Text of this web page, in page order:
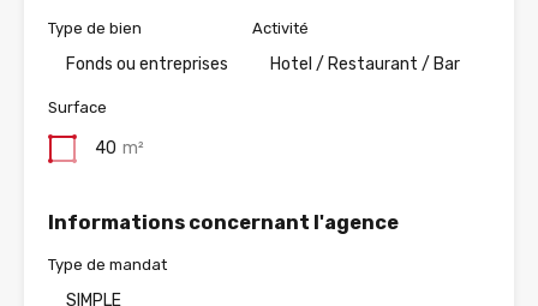
Type de bien
Fonds ou entreprises
Activité
Hotel / Restaurant / Bar
Surface
40 m²
Informations concernant l'agence
Type de mandat
SIMPLE